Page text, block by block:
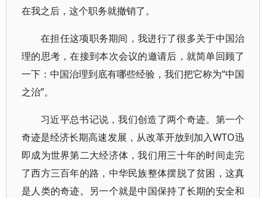
在我之后，这个职务就撤销了。
在担任这项职务期间，我进行了很多关于中国治
理的思考，在接到本次会议的邀请后，就简单回顾了
一下：中国治理到底有哪些经验，我们把它称为“中国
之治”。
习近平总书记说，我们创造了两个奇迹。第一个
奇迹是经济长期高速发展，从改革开放到加入WTO迅
即成为世界第二大经济体，我们用三十年的时间走完
了西方三百年的路，中华民族整体摆脱了贫困，这真
是人类的奇迹。另一个就是中国保持了长期的安全和